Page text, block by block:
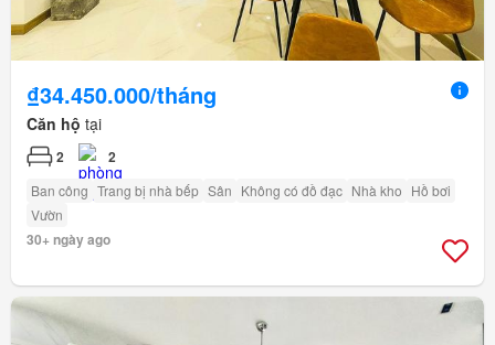
₫34.450.000/tháng
Căn hộ tại
2 2
Ban công Trang bị nhà bếp Sân Không có đồ đạc Nhà kho Hồ bơi
Vườn
30+ ngày ago